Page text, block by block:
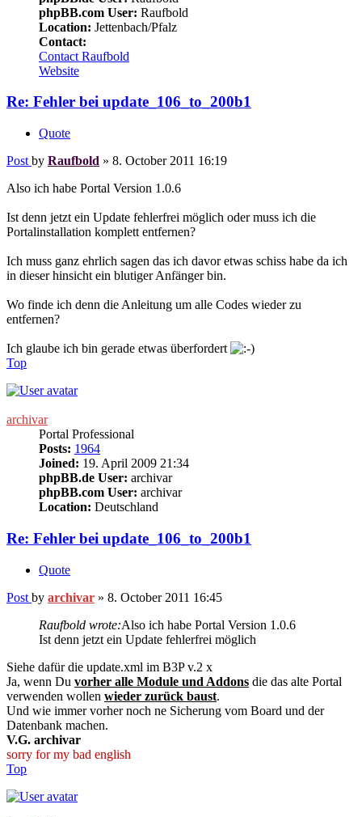
phpBB.com User: Raufbold
Location: Jettenbach/Pfalz
Contact:
Contact Raufbold
Website
Re: Fehler bei update_106_to_200b1
Quote
Post by Raufbold » 8. October 2011 16:19
Also ich habe Portal Version 1.0.6
Ist denn jetzt ein Update fehlerfrei möglich oder muss ich die
Portalinstallation komplett entfernen?
Ich muss ganz ehrlich sagen das ich davor etwas schiss habe da ich
in dieser hinsicht ein blutiger Anfänger bin.
Wo finde ich denn die Anleitung um alle Codes wieder zu
entfernen?
Ich glaube ich bin gerade etwas überfordert
Top
archivar
Portal Professional
Posts: 1964
Joined: 19. April 2009 21:34
phpBB.de User: archivar
phpBB.com User: archivar
Location: Deutschland
Re: Fehler bei update_106_to_200b1
Quote
Post by archivar » 8. October 2011 16:45
Raufbold wrote:Also ich habe Portal Version 1.0.6
Ist denn jetzt ein Update fehlerfrei möglich
Siehe dafür die update.xml im B3P v.2 x
Ja, wenn Du vorher alle Module und Addons die das alte Portal
verwenden wollen wieder zurück baust.
Und wie immer vorher noch ne Sicherung vom Board und der
Datenbank machen.
V.G. archivar
sorry for my bad english
Top